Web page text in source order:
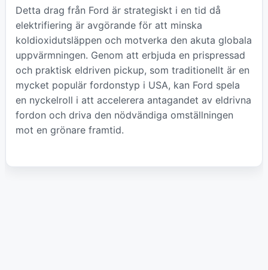
Detta drag från Ford är strategiskt i en tid då
elektrifiering är avgörande för att minska
koldioxidutsläppen och motverka den akuta globala
uppvärmningen. Genom att erbjuda en prispressad
och praktisk eldriven pickup, som traditionellt är en
mycket populär fordonstyp i USA, kan Ford spela
en nyckelroll i att accelerera antagandet av eldrivna
fordon och driva den nödvändiga omställningen
mot en grönare framtid.